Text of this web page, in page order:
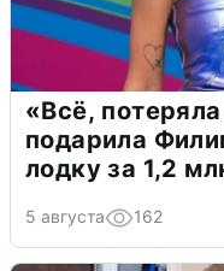
«Всё,
подарила
лодку за 1,2
5 августа 162